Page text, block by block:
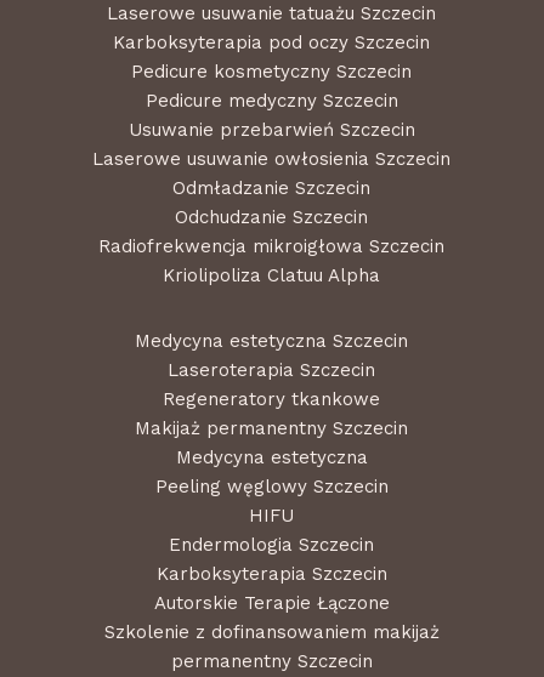
Laserowe usuwanie tatuażu Szczecin
Karboksyterapia pod oczy Szczecin
Pedicure kosmetyczny Szczecin
Pedicure medyczny Szczecin
Usuwanie przebarwień Szczecin
Laserowe usuwanie owłosienia Szczecin
Odmładzanie Szczecin
Odchudzanie Szczecin
Radiofrekwencja mikroigłowa Szczecin
Kriolipoliza Clatuu Alpha
Medycyna estetyczna Szczecin
Laseroterapia Szczecin
Regeneratory tkankowe
Makijaż permanentny Szczecin
Medycyna estetyczna
Peeling węglowy Szczecin
HIFU
Endermologia Szczecin
Karboksyterapia Szczecin
Autorskie Terapie Łączone
Szkolenie z dofinansowaniem makijaż
permanentny Szczecin